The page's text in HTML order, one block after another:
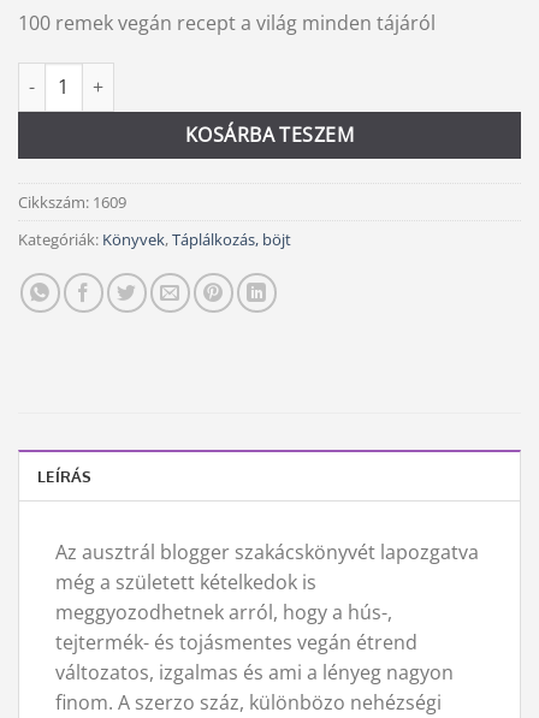
100 remek vegán recept a világ minden tájáról
Vegán szakácskönyv mennyiség
KOSÁRBA TESZEM
Alternative:
Cikkszám: 1609
Kategóriák: Könyvek,Táplálkozás, böjt
LEÍRÁS
Az ausztrál blogger szakácskönyvét lapozgatva
még a született kételkedok is
meggyozodhetnek arról, hogy a hús-,
tejtermék- és tojásmentes vegán étrend
változatos, izgalmas és ami a lényeg nagyon
finom. A szerzo száz, különbözo nehézségi